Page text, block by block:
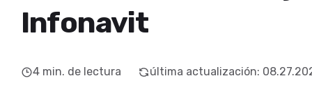
Infonavit
4 min. de lectura última actualización: